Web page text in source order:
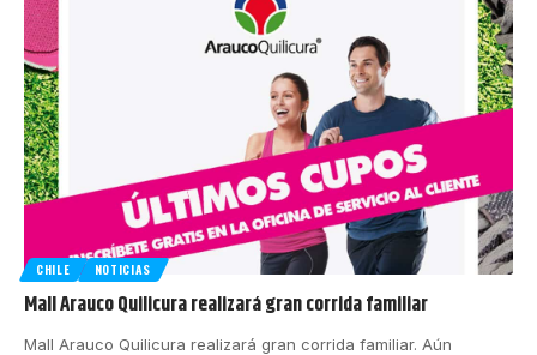
CHILE NOTICIAS
Mall Arauco Quilicura realizará gran corrida familiar
Mall Arauco Quilicura realizará gran corrida familiar. Aún